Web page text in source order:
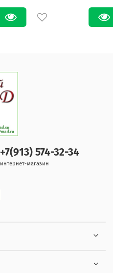
+7(913) 574-32-34
интернет-магазин